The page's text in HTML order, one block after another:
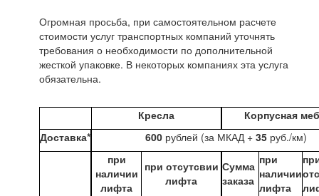
Огромная просьба, при самостоятельном расчете
стоимости услуг транспортных компаний уточнять
требования о необходимости по дополнительной
жесткой упаковке. В некоторых компаниях эта услуга
обязательна.
Кресла
Корпусная
Доставка*
600 рублей (за МКАД + 35 руб./км)
при
наличии
лифта
при отсутсвии
лифта
Сумма
заказа
при
наличии
лифта